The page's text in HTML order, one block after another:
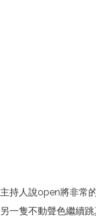
主持人說open將非常
另一隻不動聲色繼續